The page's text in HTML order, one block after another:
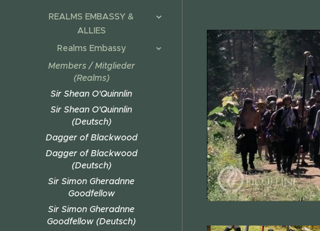
REALMS EMBASSY &
ALLIES
Realms Embassy
Members / Mitglieder
(Realms)
Sir Shean O'Quinnlin
Sir Shean O'Quinnlin
(Deutsch)
Dagger of Blackwood
Dagger of Blackwood
(Deutsch)
Sir Simon Gheradnne
Goodfellow
Sir Simon Gheradnne
Goodfellow (Deutsch)